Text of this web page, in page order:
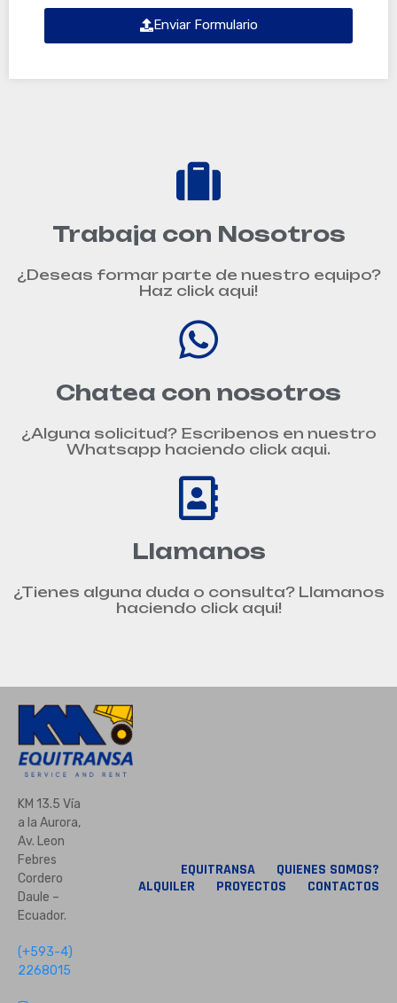
Enviar Formulario
Trabaja con Nosotros
¿Deseas formar parte de nuestro equipo?
Haz click aqui!
Chatea con nosotros
¿Alguna solicitud? Escribenos en nuestro
Whatsapp haciendo click aqui.
Llamanos
¿Tienes alguna duda o consulta? Llamanos
haciendo click aqui!
KM 13.5 Vía
a la Aurora,
Av. Leon
Febres
Cordero
Daule –
Ecuador.
(+593-4)
2268015
EQUITRANSA
QUIENES SOMOS?
ALQUILER
PROYECTOS CONTACTOS